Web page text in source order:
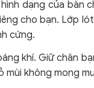
dạng của bàn
cho bạn. Lớp
cứng.
khí. Giữ chân
mùi không mong